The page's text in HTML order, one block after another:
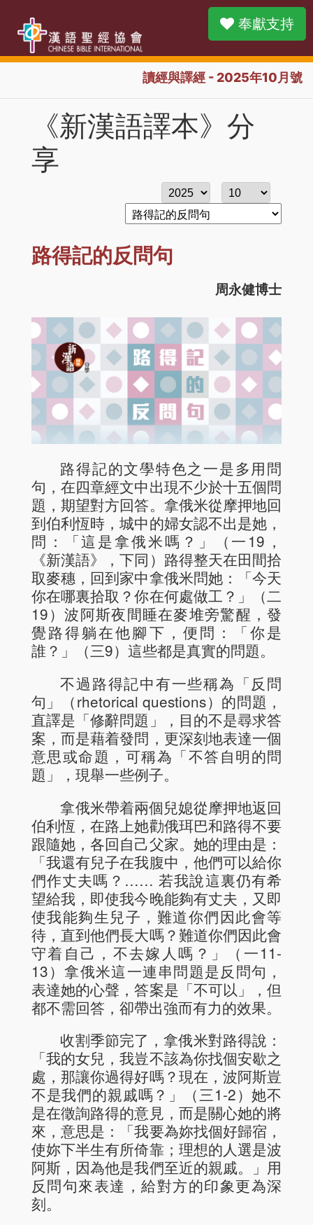
奉獻支持
讀經與譯經 - 2025年10月號
《新漢語譯本》分
享
路得記的反問句
周永健博士
路得記的文學特色之一是多用問
句，在四章經文中出現不少於十五個問
題，期望對方回答。拿俄米從摩押地回
到伯利恆時，城中的婦女認不出是她，
問：「這是拿俄米嗎？」（一19，
《新漢語》，下同）路得整天在田間拾
取麥穗，回到家中拿俄米問她：「今天
你在哪裏拾取？你在何處做工？」（二
19）波阿斯夜間睡在麥堆旁驚醒，發
覺路得躺在他腳下，便問：「你是
誰？」（三9）這些都是真實的問題。
不過路得記中有一些稱為「反問
句」（rhetorical questions）的問題，
直譯是「修辭問題」，目的不是尋求答
案，而是藉着發問，更深刻地表達一個
意思或命題，可稱為「不答自明的問
題」，現舉一些例子。
拿俄米帶着兩個兒媳從摩押地返回
伯利恆，在路上她勸俄珥巴和路得不要
跟隨她，各回自己父家。她的理由是：
「我還有兒子在我腹中，他們可以給你
們作丈夫嗎？…… 若我說這裏仍有希
望給我，即使我今晚能夠有丈夫，又即
使我能夠生兒子，難道你們因此會等
待，直到他們長大嗎？難道你們因此會
守着自己，不去嫁人嗎？」（一11-
13）拿俄米這一連串問題是反問句，
表達她的心聲，答案是「不可以」，但
都不需回答，卻帶出強而有力的效果。
收割季節完了，拿俄米對路得說：
「我的女兒，我豈不該為你找個安歇之
處，那讓你過得好嗎？現在，波阿斯豈
不是我們的親戚嗎？」（三1-2）她不
是在徵詢路得的意見，而是關心她的將
來，意思是：「我要為妳找個好歸宿，
使妳下半生有所倚靠；理想的人選是波
阿斯，因為他是我們至近的親戚。」用
反問句來表達，給對方的印象更為深
刻。